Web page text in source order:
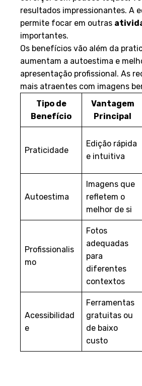
resultados impressionantes. A
permite focar em outras
importantes.
Os benefícios vão além da
aumentam a autoestima e
apresentação profissional. As
mais atraentes com imagens
Tipo de
Benefício
Vantagem
Principal
Praticidade
Edição rápida
e intuitiva
Autoestima
Imagens que
refletem o
melhor de si
Profissionalis
mo
Fotos
adequadas
para
diferentes
contextos
Acessibilidad
e
Ferramentas
gratuitas ou
de baixo
custo